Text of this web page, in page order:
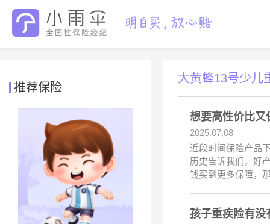
推荐保险
大黄蜂13号少儿
想要高性价比又
2025.07.08
近段时间保险产品
历史告诉我们，好
钱买到更多保障，
孩子重疾险有没